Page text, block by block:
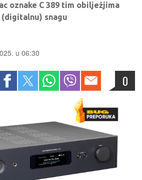
oznake C 389 tim obilježjima
snagu
u 06:30
0